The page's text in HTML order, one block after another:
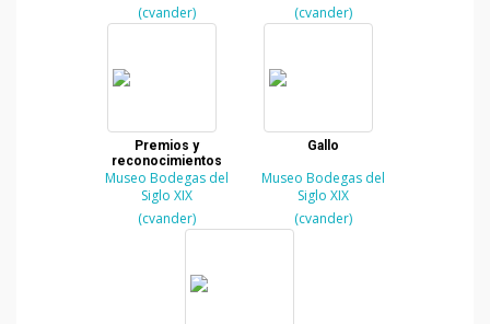
(cvander)
(cvander)
Premios y
reconocimientos
Museo Bodegas del
Siglo XIX
(cvander)
Gallo
Museo Bodegas del
Siglo XIX
(cvander)